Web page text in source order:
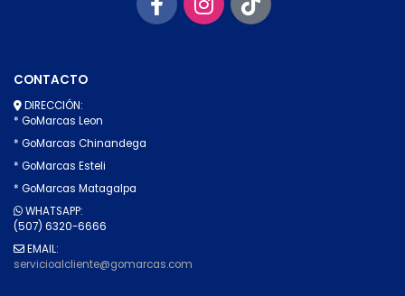
CONTACTO
DIRECCIÓN:
* GoMarcas Leon
* GoMarcas Chinandega
* GoMarcas Esteli
* GoMarcas Matagalpa
WHATSAPP:
(507) 6320-6666
EMAIL:
servicioalcliente@gomarcas.com